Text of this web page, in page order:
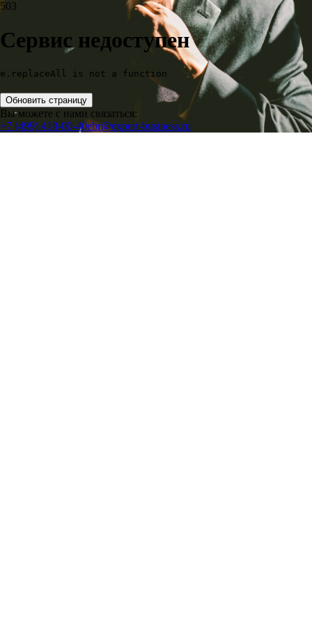
503
Сервис недоступен
e.replaceAll is not a function
Обновить страницу
Вы можете с нами связаться:
+7 (499) 418-00-40ebr@expert-business.ru